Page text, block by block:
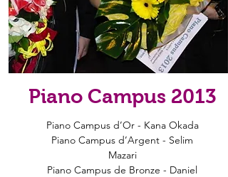
Piano Campus 2013
Piano Campus d’Or - Kana Okada
Piano Campus d’Argent - Selim
Mazari
Piano Campus de Bronze - Daniel